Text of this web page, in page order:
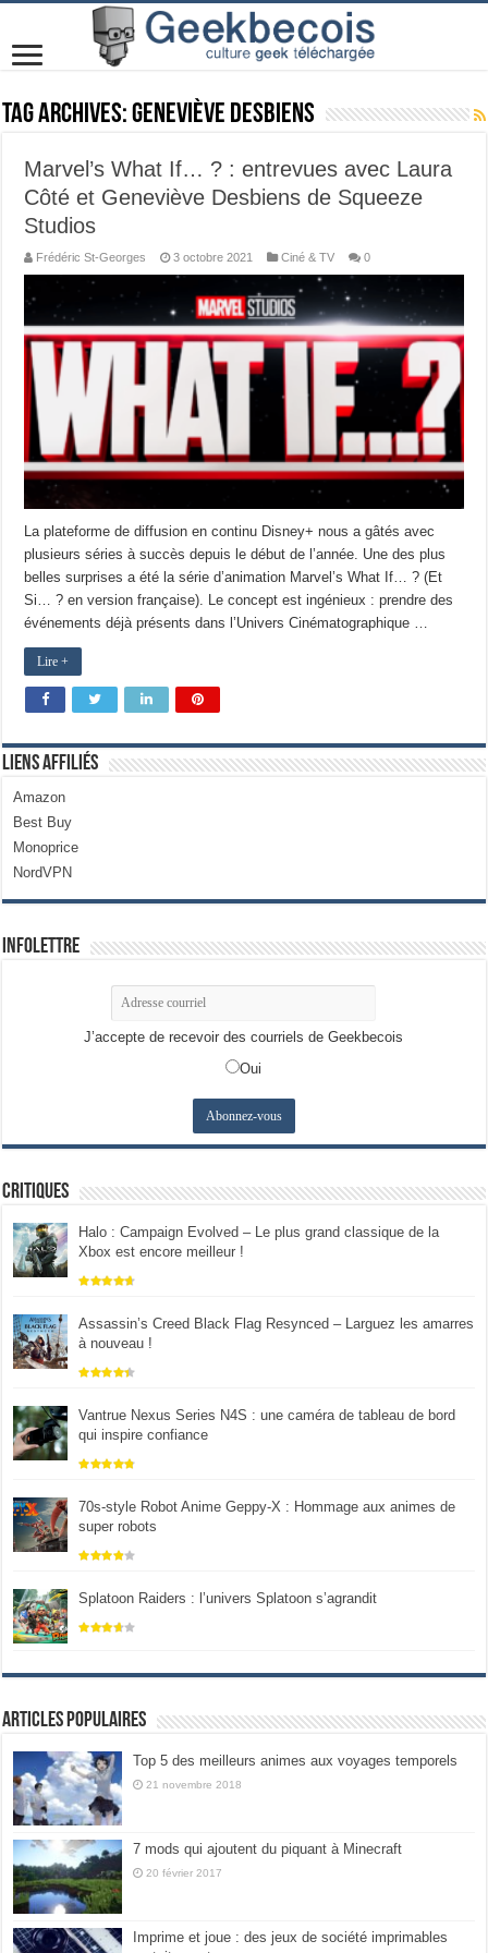
Tag Archives:Geneviève Desbiens
Marvel’s What If… ? : entrevues avec Laura
Côté et Geneviève Desbiens de Squeeze
Studios
Frédéric St-Georges 3 octobre 2021 Ciné & TV 0
La plateforme de diffusion en continu Disney+ nous a gâtés avec
plusieurs séries à succès depuis le début de l’année. Une des plus
belles surprises a été la série d’animation Marvel’s What If… ? (Et
Si… ? en version française). Le concept est ingénieux : prendre des
événements déjà présents dans l’Univers Cinématographique …
Lire +
Liens Affiliés
Amazon
Best Buy
Monoprice
NordVPN
Infolettre
J’accepte de recevoir des courriels de Geekbecois
Oui
Critiques
Halo : Campaign Evolved – Le plus grand classique de la
Xbox est encore meilleur !
Assassin’s Creed Black Flag Resynced – Larguez les amarres
à nouveau !
Vantrue Nexus Series N4S : une caméra de tableau de bord
qui inspire confiance
70s-style Robot Anime Geppy-X : Hommage aux animes de
super robots
Splatoon Raiders : l’univers Splatoon s’agrandit
Articles populaires
Top 5 des meilleurs animes aux voyages temporels
21 novembre 2018
7 mods qui ajoutent du piquant à Minecraft
20 février 2017
Imprime et joue : des jeux de société imprimables